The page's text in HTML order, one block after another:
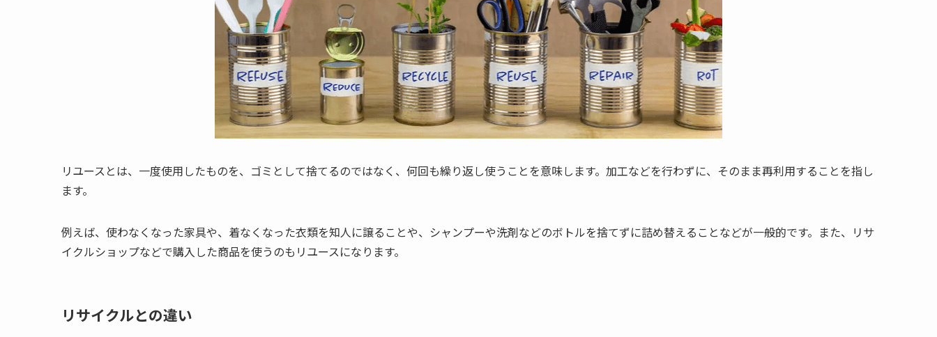
リユースとは、一度使用したものを、ゴミとして捨てるのではなく、何回も繰り返し使うことを意味します。加工などを行わずに、そのまま再利用することを指し
ます。
例えば、使わなくなった家具や、着なくなった衣類を知人に譲ることや、シャンプーや洗剤などのボトルを捨てずに詰め替えることなどが一般的です。また、リサ
イクルショップなどで購入した商品を使うのもリユースになります。
リサイクルとの違い